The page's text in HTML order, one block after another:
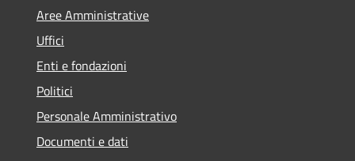
Aree Amministrative
Uffici
Enti e fondazioni
Politici
Personale Amministrativo
Documenti e dati